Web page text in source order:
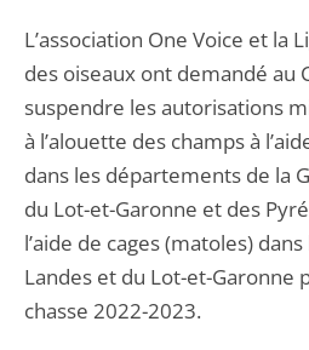
L’association One Voice et la
des oiseaux ont demandé au
suspendre les autorisations
à l’alouette des champs à
dans les départements de la
du Lot-et-Garonne et des
l’aide de cages (matoles)
Landes et du Lot-et-Garonne
chasse 2022-2023.